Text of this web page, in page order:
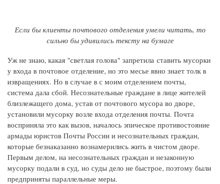
Если бы клиенты почтового отделения умели читать, то
сильно бы удивились тексту на бумаге
Уж не знаю, какая "светлая голова" запретила ставить мусорки
у входа в почтовое отделение, но это месье явно знает толк в
извращениях. Но в случае в с моим отделением почты,
система дала сбой. Несознательные граждане в лице жителей
близлежащего дома, устав от почтового мусора во дворе,
установили мусорку возле входа отделения почты. Почта
восприняла это как вызов, началось эпическое противостояние
армады юристов Почты России и несознательных граждан,
которые безнаказанно вознамерились жить в чистом дворе.
Первым делом, на несознательных граждан и незаконную
мусорку подали в суд, но суды дело не быстрое, поэтому были
предприняты параллельные меры.